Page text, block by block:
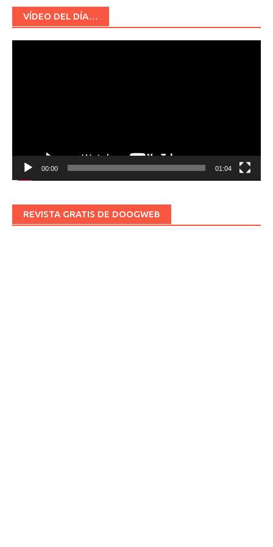
VÍDEO DEL DÍA…
00:00 01:04
REVISTA GRATIS DE DOOGWEB